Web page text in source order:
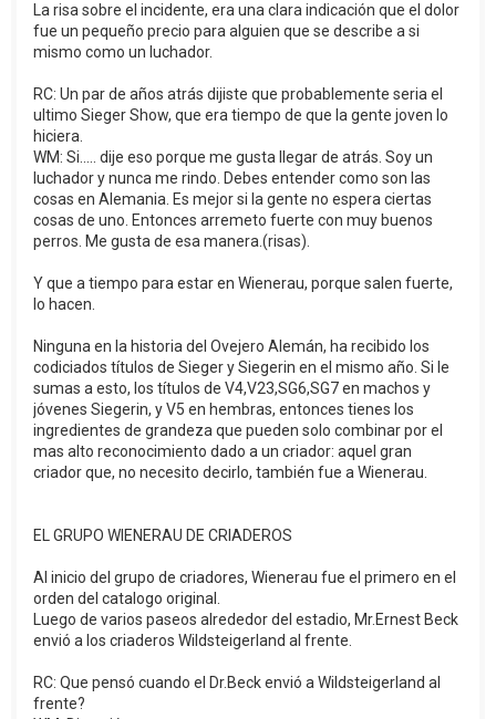
La risa sobre el incidente, era una clara indicación que el dolor
fue un pequeño precio para alguien que se describe a si
mismo como un luchador.
RC: Un par de años atrás dijiste que probablemente seria el
ultimo Sieger Show, que era tiempo de que la gente joven lo
hiciera.
WM: Si..... dije eso porque me gusta llegar de atrás. Soy un
luchador y nunca me rindo. Debes entender como son las
cosas en Alemania. Es mejor si la gente no espera ciertas
cosas de uno. Entonces arremeto fuerte con muy buenos
perros. Me gusta de esa manera.(risas).
Y que a tiempo para estar en Wienerau, porque salen fuerte,
lo hacen.
Ninguna en la historia del Ovejero Alemán, ha recibido los
codiciados títulos de Sieger y Siegerin en el mismo año. Si le
sumas a esto, los títulos de V4,V23,SG6,SG7 en machos y
jóvenes Siegerin, y V5 en hembras, entonces tienes los
ingredientes de grandeza que pueden solo combinar por el
mas alto reconocimiento dado a un criador: aquel gran
criador que, no necesito decirlo, también fue a Wienerau.
EL GRUPO WIENERAU DE CRIADEROS
Al inicio del grupo de criadores, Wienerau fue el primero en el
orden del catalogo original.
Luego de varios paseos alrededor del estadio, Mr.Ernest Beck
envió a los criaderos Wildsteigerland al frente.
RC: Que pensó cuando el Dr.Beck envió a Wildsteigerland al
frente?